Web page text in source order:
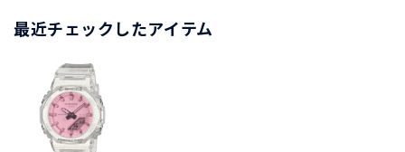
最近チェックしたアイテム